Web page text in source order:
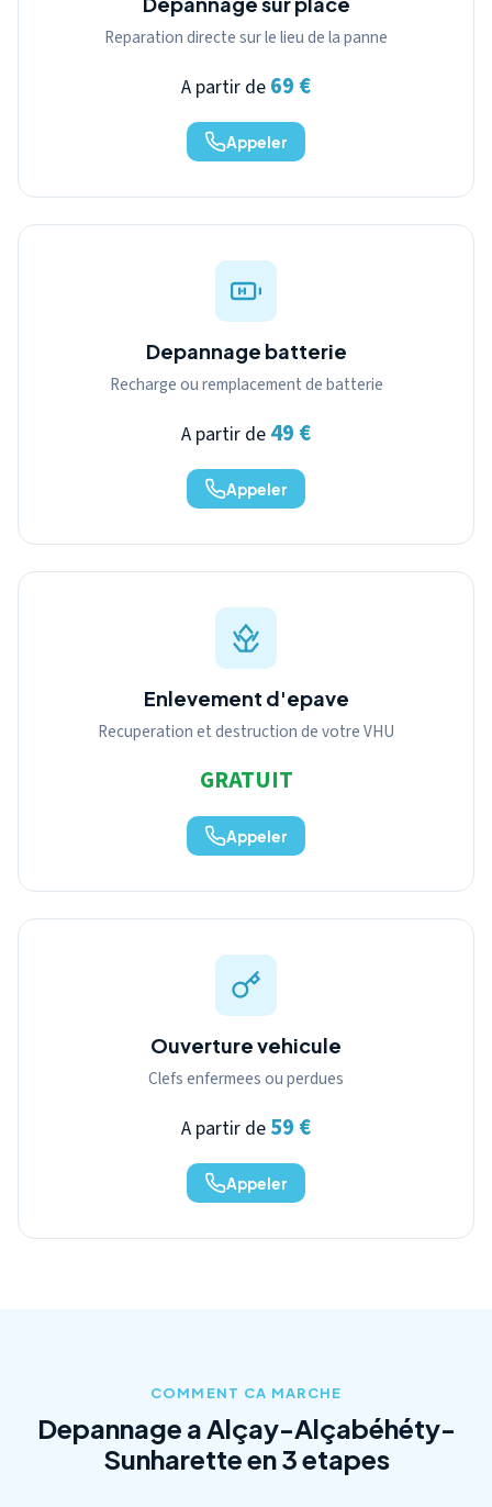
Reparation directe sur le lieu de la panne
A partir de 69 €
Appeler
Depannage batterie
Recharge ou remplacement de batterie
A partir de 49 €
Appeler
Enlevement d'epave
Recuperation et destruction de votre VHU
GRATUIT
Appeler
Ouverture vehicule
Clefs enfermees ou perdues
A partir de 59 €
Appeler
COMMENT CA MARCHE
Depannage a Alçay-Alçabéhéty-
Sunharette en 3 etapes